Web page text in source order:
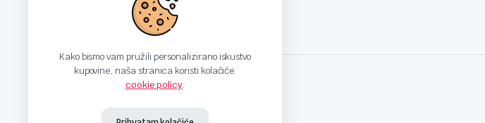
Kako bismo vam pružili personalizirano iskustvo
kupovine, naša stranica koristi kolačiće.
cookie policy.